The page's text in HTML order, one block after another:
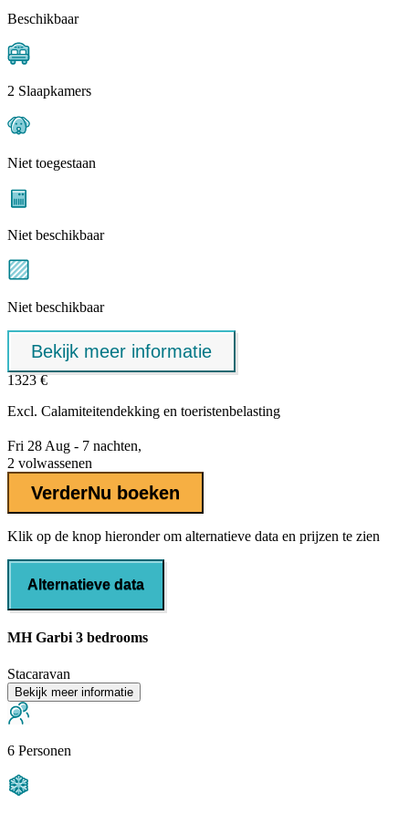
Beschikbaar
2 Slaapkamers
Niet toegestaan
Niet beschikbaar
Niet beschikbaar
Bekijk meer informatie
1323 €
Excl. Calamiteitendekking en toeristenbelasting
Fri 28 Aug - 7 nachten,
2 volwassenen
VerderNu boeken
Klik op de knop hieronder om alternatieve data en prijzen te zien
Alternatieve data
MH Garbi 3 bedrooms
Stacaravan
Bekijk meer informatie
6 Personen